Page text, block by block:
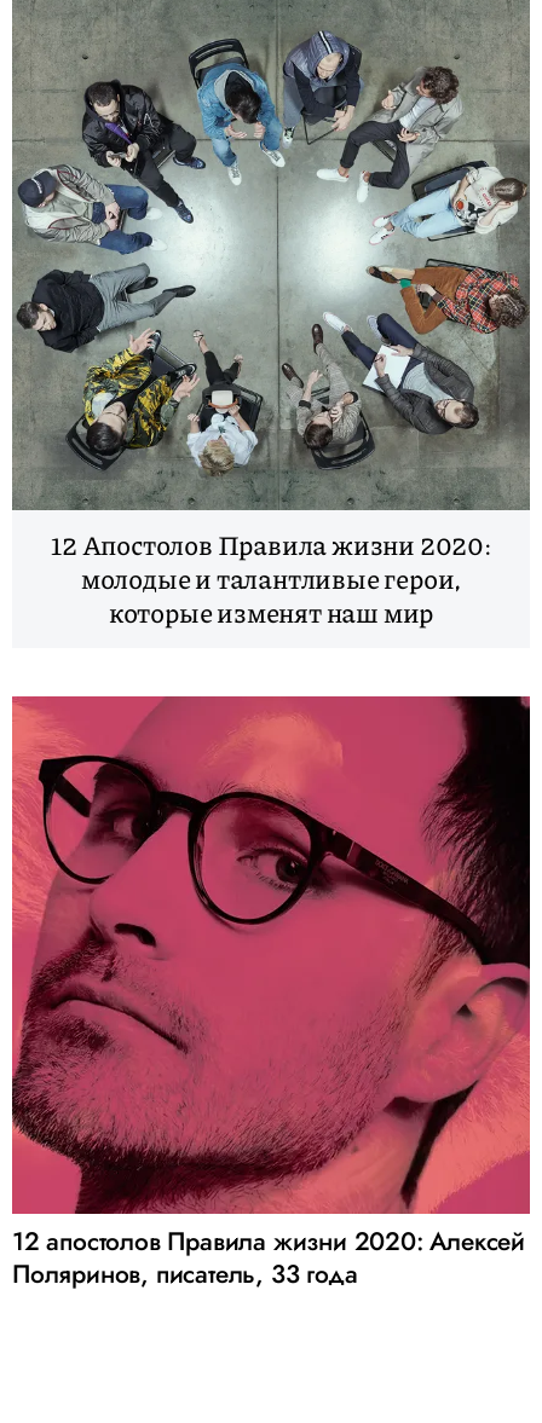
12 Апостолов Правила жизни 2020:
молодые и талантливые герои,
которые изменят наш мир
12 апостолов Правила жизни 2020: Алексей
Поляринов, писатель, 33 года